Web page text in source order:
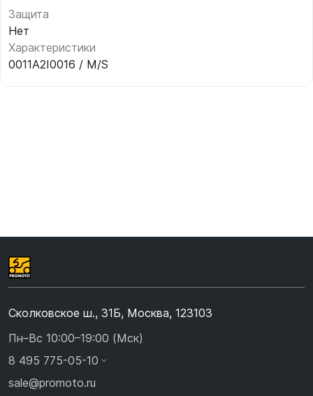
Защита
Нет
Характеристики
0011A2I0016 / M/S
Сколковское ш., 31Б, Москва, 123103
Пн–Вс 10:00–19:00 (Мск)
8 495 775-05-10
sale@promoto.ru